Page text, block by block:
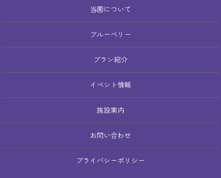
当園について
ブルーベリー
プラン紹介
イベント情報
施設案内
お問い合わせ
プライバシーポリシー